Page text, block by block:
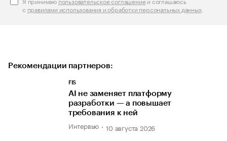
с правилами использования и обработки персональных данных.
Рекомендации партнеров:
FIS
AI не заменяет платформу
разработки — а повышает
требования к ней
Интервью 10 августа 2026